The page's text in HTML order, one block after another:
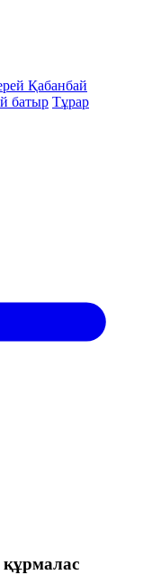
Қабанбай
батыр Тұрар